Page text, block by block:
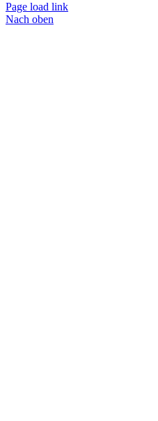
Page load link
Nach oben